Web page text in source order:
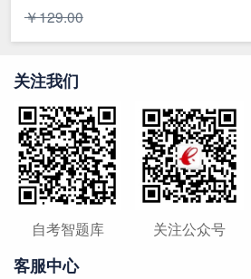
￥129.00
关注我们
自考智题库 关注公众号
客服中心